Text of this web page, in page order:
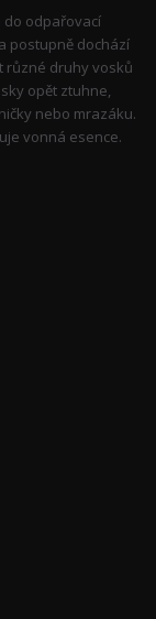
do odpařovací
postupně dochází
různé druhy vosků
opět ztuhne,
nebo mrazáku.
vonná esence.